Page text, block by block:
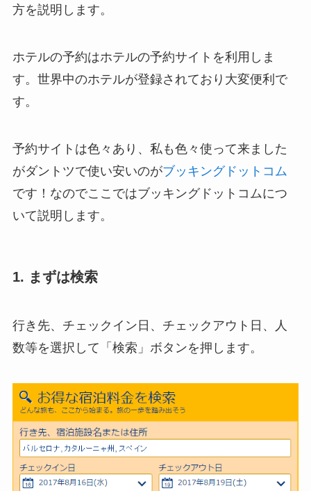
方を説明します。
ホテルの予約はホテルの予約サイトを利用しま
す。世界中のホテルが登録されており大変便利で
す。
予約サイトは色々あり、私も色々使って来ました
がダントツで使い安いのがブッキングドットコム
です！なのでここではブッキングドットコムにつ
いて説明します。
1. まずは検索
行き先、チェックイン日、チェックアウト日、人
数等を選択して「検索」ボタンを押します。